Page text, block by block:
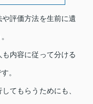
評価方法を生前に遺
内容に従って分ける
。
てもらうためにも、